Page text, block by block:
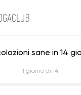
yoga Giunti
sane in 14
1 giorno di 14